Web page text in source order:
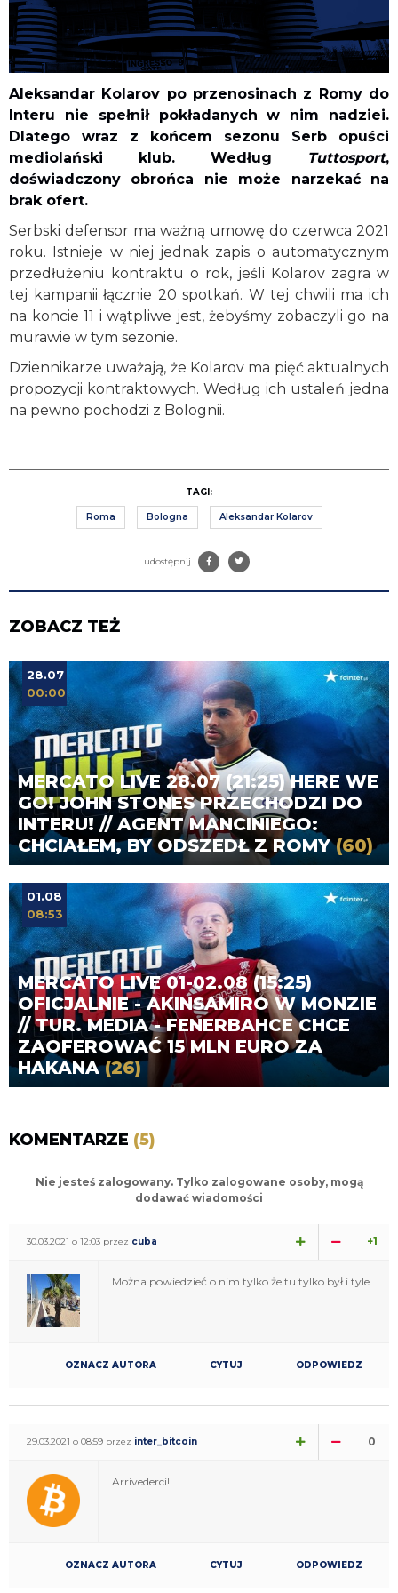
Aleksandar Kolarov po przenosinach z Romy do
Interu nie spełnił pokładanych w nim nadziei.
Dlatego wraz z końcem sezonu Serb opuści
mediolański klub. Według
Tuttosport,
doświadczony obrońca nie może narzekać na
brak ofert.
Serbski defensor ma ważną umowę do czerwca 2021
roku. Istnieje w niej jednak zapis o automatycznym
przedłużeniu kontraktu o rok, jeśli Kolarov zagra w
tej kampanii łącznie 20 spotkań. W tej chwili ma ich
na koncie 11 i wątpliwe jest, żebyśmy zobaczyli go na
murawie w tym sezonie.
Dziennikarze uważają, że Kolarov ma pięć aktualnych
propozycji kontraktowych. Według ich ustaleń jedna
na pewno pochodzi z Bolognii.
TAGI:
Roma Bologna Aleksandar Kolarov
udostępnij
ZOBACZ TEŻ
MERCATO LIVE 28.07 (21:25) HERE WE
GO! JOHN STONES PRZECHODZI DO
INTERU! // AGENT MANCINIEGO:
CHCIAŁEM, BY ODSZEDŁ Z ROMY(60)
28.07
00:00
MERCATO LIVE 01-02.08 (15:25)
OFICJALNIE - AKINSAMIRO W MONZIE
// TUR. MEDIA - FENERBAHCE CHCE
ZAOFEROWAĆ 15 MLN EURO ZA
HAKANA(26)
01.08
08:53
KOMENTARZE (5)
Nie jesteś zalogowany. Tylko zalogowane osoby, mogą
dodawać wiadomości
30.03.2021 o 12:03 przez cuba +1
Można powiedzieć o nim tylko że tu tylko był i tyle
OZNACZ AUTORA CYTUJ ODPOWIEDZ
29.03.2021 o 08:59 przez inter_bitcoin 0
Arrivederci!
OZNACZ AUTORA CYTUJ ODPOWIEDZ